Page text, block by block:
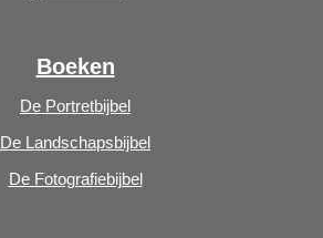
Boeken
De Portretbijbel
De Landschapsbijbel
De Fotografiebijbel